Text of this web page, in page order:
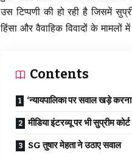
उस टिप्पणी की हो रही है जिसमें
हिंसा और वैवाहिक विवादों के मामलों
Contents
‘न्यायपालिका पर सवाल खड़े करना
मीडिया इंटरव्यू पर भी सुप्रीम
SG तुषार मेहता ने उठाए सवाल